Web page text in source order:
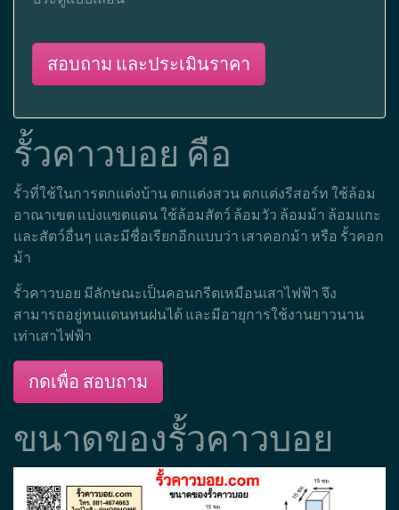
สอบถาม และประเมินราคา
รั้วคาวบอย คือ
รั้วที่ใช้ในการตกแต่งบ้าน ตกแต่งสวน ตกแต่งรีสอร์ท ใช้ล้อม
อาณาเขต แบ่งแขตแดน ใช้ล้อมสัตว์ ล้อมวัว ล้อมม้า ล้อมแกะ
และสัตว์อื่นๆ และมีชื่อเรียกอีกแบบว่า เสาคอกม้า หรือ รั้วคอก
ม้า
รั้วคาวบอย มีลักษณะเป็นคอนกรีตเหมือนเสาไฟฟ้า จึง
สามารถอยู่ทนแดนทนฝนได้ และมีอายุการใช้งานยาวนาน
เท่าเสาไฟฟ้า
กดเพื่อ สอบถาม
ขนาดของรั้วคาวบอย